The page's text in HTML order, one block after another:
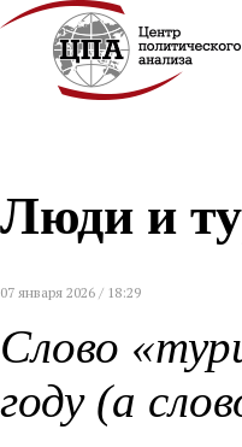
Люди и
07 января 2026 / 18:29
Слово
году (а